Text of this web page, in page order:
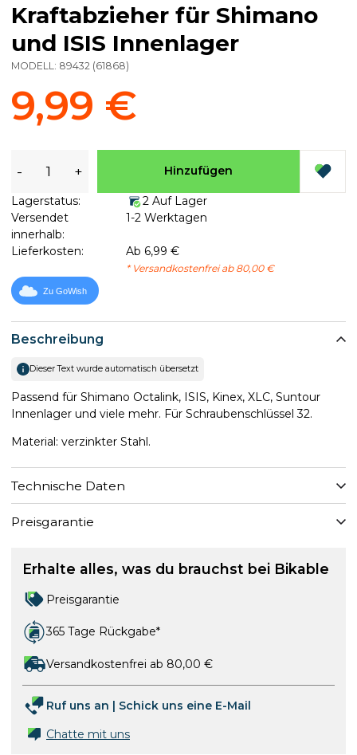
Beschreibung
Dieser Text wurde automatisch übersetzt
Passend für Shimano Octalink, ISIS, Kinex, XLC, Suntour
Innenlager und viele mehr. Für Schraubenschlüssel 32.
Material: verzinkter Stahl.
Technische Daten
Preisgarantie
Kraftabzieher für Shimano
und ISIS Innenlager
MODELL: 89432 (61868)
9,99 €
- + Hinzufügen
Lagerstatus:
2 Auf Lager
Versendet
innerhalb:
1-2 Werktagen
Lieferkosten: Ab 6,99 €
* Versandkostenfrei ab 80,00 €
Zu GoWish
Erhalte alles, was du brauchst bei Bikable
Preisgarantie
365 Tage Rückgabe*
Versandkostenfrei ab 80,00 €
Ruf uns an | Schick uns eine E-Mail
Chatte mit uns